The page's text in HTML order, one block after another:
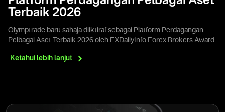
Terbaik 2026
Olymptrade baru sahaja diiktiraf sebagai Platform Perdagangan
Pelbagai Aset Terbaik 2026 oleh FXDailyInfo Forex Brokers Award.
Ketahui lebih lanjut